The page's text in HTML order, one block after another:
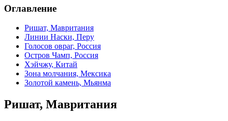
Оглавление
Ришат, Мавритания
Линии Наски, Перу
Голосов овраг, Россия
Остров Чамп, Россия
Хэйчжу, Китай
Зона молчания, Мексика
Золотой камень, Мьянма
Ришат, Мавритания